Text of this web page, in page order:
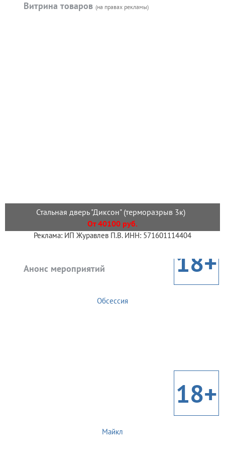
Витрина товаров (на правах рекламы)
Стальная дверь "Диксон" (терморазрыв 3к)
От 40100 руб.
Реклама: ИП Журавлев П.В. ИНН: 571601114404
Анонс мероприятий 18+
Обсессия
18+
Майкл